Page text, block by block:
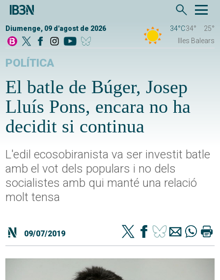
Diumenge, 09 d'agost de 2026 34°C34°
25°
Illes Balears
POLÍTICA
El batle de Búger, Josep
Lluís Pons, encara no ha
decidit si continua
L'edil ecosobiranista va ser investit batle
amb el vot dels populars i no dels
socialistes amb qui manté una relació
molt tensa
09/07/2019